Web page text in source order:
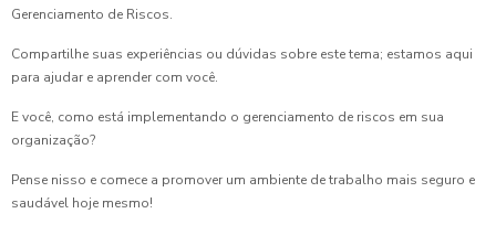
Gerenciamento de Riscos.
Compartilhe suas experiências ou dúvidas sobre este tema; estamos aqui
para ajudar e aprender com você.
E você, como está implementando o gerenciamento de riscos em sua
organização?
Pense nisso e comece a promover um ambiente de trabalho mais seguro e
saudável hoje mesmo!